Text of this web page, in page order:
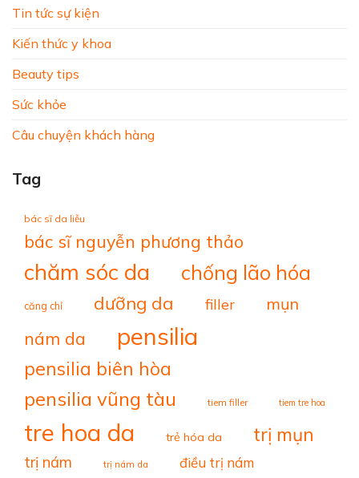
Tin tức sự kiện
Kiến thức y khoa
Beauty tips
Sức khỏe
Câu chuyện khách hàng
Tag
bác sĩ da liễu
bác sĩ nguyễn phương thảo
chăm sóc da chống lão hóa
căng chỉ dưỡng da filler mụn
nám da pensilia
pensilia biên hòa
pensilia vũng tàu tiem filler tiem tre hoa
tre hoa da trẻ hóa da trị mụn
trị nám trị nám da điều trị nám